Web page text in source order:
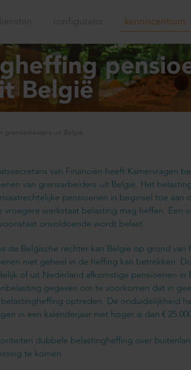
configurator kenniscentrum
België
grensarbeiders uit België
van Financiën heeft Kamervragen
van grensarbeiders uit België. Het
pensioenen in beginsel toe
vroegere werkstaat belasting mag heffen. Een
onvoldoende wordt belast.
de Belgische rechter kan België op grond
niet geheel in de heffing kan betrekken.
of uit Nederland afkomstige pensioenen
gegeven om te voorkomen dat in
optreden. De onduidelijkheid
in een kalenderjaar niet hoger is dan €
dubbele belastingheffing over
te komen.